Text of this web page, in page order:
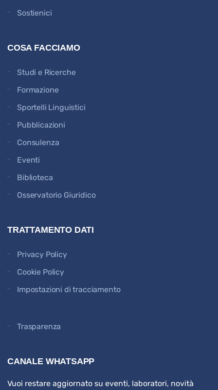
Sostienici
COSA FACCIAMO
Studi e Ricerche
Formazione
Sportelli Linguistici
Pubblicazioni
Consulenza
Eventi
Biblioteca
Osservatorio Giuridico
TRATTAMENTO DATI
Privacy Policy
Cookie Policy
Impostazioni di tracciamento
Trasparenza
CANALE WHATSAPP
Vuoi restare aggiornato su eventi, laboratori, novità